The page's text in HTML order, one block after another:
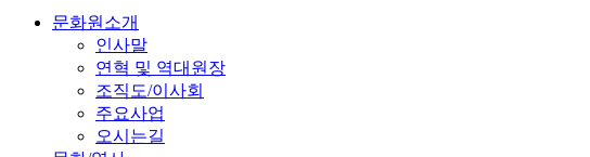
문화원소개
인사말
연혁 및 역대원장
조직도/이사회
주요사업
오시는길